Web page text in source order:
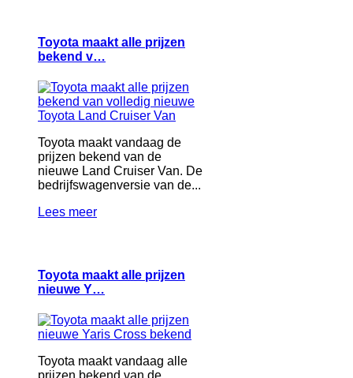
Toyota maakt alle prijzen
bekend v…
Toyota maakt vandaag de
prijzen bekend van de
nieuwe Land Cruiser Van. De
bedrijfswagenversie van de...
Lees meer
Toyota maakt alle prijzen
nieuwe Y…
Toyota maakt vandaag alle
prijzen bekend van de